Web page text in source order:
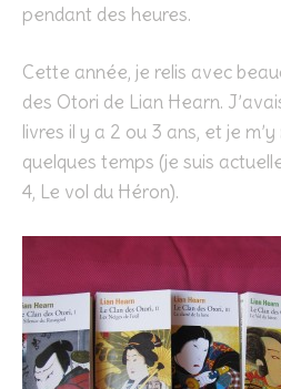
pendant des heures.
Cette année, je relis avec
des Otori de Lian Hearn.
livres il y a 2 ou 3 ans, et je
quelques temps (je suis
4, Le vol du Héron).